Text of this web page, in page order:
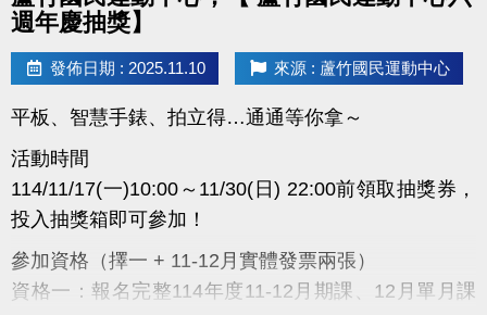
面！
週年慶抽獎】
發佈日期 : 2025.11.10 來源 : 蘆竹國民運動中心
蘆
竹
民
運
動
中
心
六
年
慶
抽
獎
平板、智慧手錶、拍立得…通通等你拿～
活動時間
114/11/17(一)10:00～11/30(日) 22:00前領取抽獎券，
投入抽獎箱即可參加！
參加資格（擇一 + 11-12月實體發票兩張）
資格一：報名完整114年度11-12月期課、12月單月課